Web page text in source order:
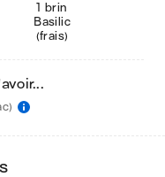
1 brin
Basilic
(frais)